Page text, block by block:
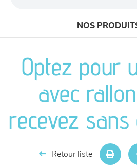
NOS
canapés et fauteuils
séjours
chambres et dressing
Optez pour
avec
recevez
Retour liste